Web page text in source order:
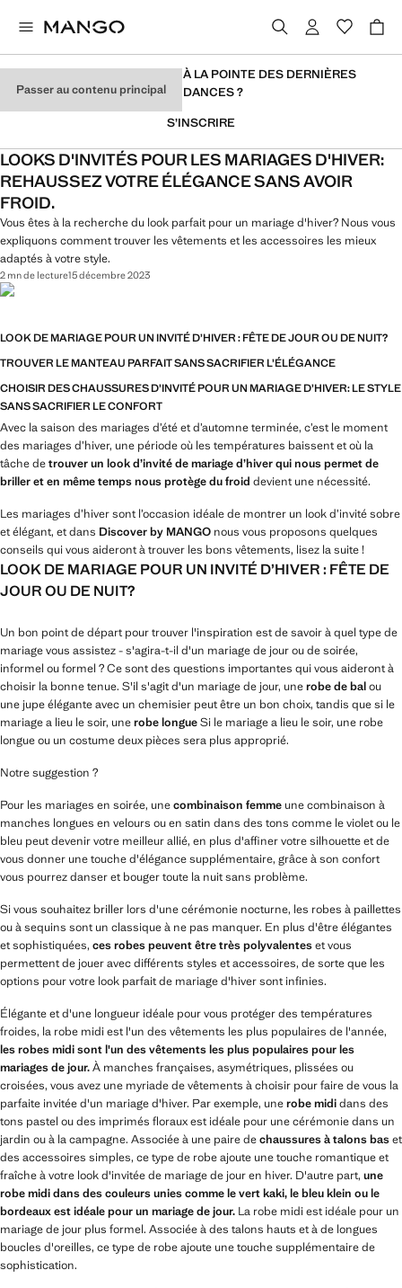
Passer au contenu principal
VOUS VOULEZ RESTER À LA POINTE DES DERNIÈRES
TENDANCES ?
S’INSCRIRE
LOOKS D'INVITÉS POUR LES MARIAGES D'HIVER:
REHAUSSEZ VOTRE ÉLÉGANCE SANS AVOIR
FROID.
Vous êtes à la recherche du look parfait pour un mariage d'hiver? Nous vous
expliquons comment trouver les vêtements et les accessoires les mieux
adaptés à votre style.
2 mn de lecture15 décembre 2023
LOOK DE MARIAGE POUR UN INVITÉ D’HIVER : FÊTE DE JOUR OU DE NUIT?
TROUVER LE MANTEAU PARFAIT SANS SACRIFIER L’ÉLÉGANCE
CHOISIR DES CHAUSSURES D’INVITÉ POUR UN MARIAGE D’HIVER: LE STYLE
SANS SACRIFIER LE CONFORT
Avec la saison des mariages d’été et d’automne terminée, c’est le moment
des mariages d’hiver, une période où les températures baissent et où la
tâche detrouver un look d’invité de mariage d’hiver qui nous permet de
briller et en même temps nous protège du froid devient une nécessité.
Les mariages d’hiver sont l’occasion idéale de montrer un look d’invité sobre
et élégant, et dans Discover by MANGO nous vous proposons quelques
conseils qui vous aideront à trouver les bons vêtements, lisez la suite !
LOOK DE MARIAGE POUR UN INVITÉ D’HIVER : FÊTE DE
JOUR OU DE NUIT?
Un bon point de départ pour trouver l'inspiration est de savoir à quel type de
mariage vous assistez - s'agira-t-il d'un mariage de jour ou de soirée,
informel ou formel ? Ce sont des questions importantes qui vous aideront à
choisir la bonne tenue. S'il s'agit d'un mariage de jour, unerobe de balou
une jupe élégante avec un chemisier peut être un bon choix, tandis que si le
mariage a lieu le soir, unerobe longueSi le mariage a lieu le soir, une robe
longue ou un costume deux pièces sera plus approprié.
Notre suggestion ?
Pour les mariages en soirée, unecombinaison femme une combinaison à
manches longues en velours ou en satin dans des tons comme le violet ou le
bleu peut devenir votre meilleur allié, en plus d'affiner votre silhouette et de
vous donner une touche d'élégance supplémentaire, grâce à son confort
vous pourrez danser et bouger toute la nuit sans problème.
Si vous souhaitez briller lors d'une cérémonie nocturne, les robes à paillettes
ou à sequins sont un classique à ne pas manquer. En plus d'être élégantes
et sophistiquées, ces robes peuvent être très polyvalenteset vous
permettent de jouer avec différents styles et accessoires, de sorte que les
options pour votre look parfait de mariage d'hiver sont infinies.
Élégante et d'une longueur idéale pour vous protéger des températures
froides, la robe midi est l'un des vêtements les plus populaires de l'année,
les robes midi sont l'un des vêtements les plus populaires pour les
mariages de jour.À manches françaises, asymétriques, plissées ou
croisées, vous avez une myriade de vêtements à choisir pour faire de vous la
parfaite invitée d'un mariage d'hiver. Par exemple, unerobe mididans des
tons pastel ou des imprimés floraux est idéale pour une cérémonie dans un
jardin ou à la campagne. Associée à une paire dechaussures à talons baset
des accessoires simples, ce type de robe ajoute une touche romantique et
fraîche à votre look d'invitée de mariage de jour en hiver. D'autre part, une
robe midi dans des couleurs unies comme le vert kaki, le bleu klein ou le
bordeaux est idéale pour un mariage de jour. La robe midi est idéale pour un
mariage de jour plus formel. Associée à des talons hauts et à de longues
boucles d'oreilles, ce type de robe ajoute une touche supplémentaire de
sophistication.